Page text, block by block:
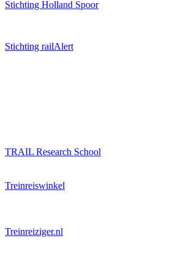
Stichting Holland Spoor
Stichting railAlert
TRAIL Research School
Treinreiswinkel
Treinreiziger.nl